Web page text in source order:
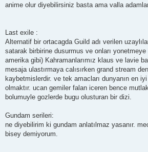
anime olur diyebilirsiniz basta ama valla adamlar
Last exile :
Alternatif bir ortacagda Guild adı verilen
satarak birbirine dusurmus ve onları yonetmeye
amerika gibi) Kahramanlarımız klaus ve lavie
mesaja ulastırmaya calısırken grand stream
kaybetmislerdir. ve tek amacları dunyanın en
olmaktır. ucan gemiler falan iceren bence
bolumuyle gozlerde bugu olusturan bir dizi.
Gundam serileri:
ne diyebilirim ki gundam anlatılmaz yasanır.
bisey demiyorum.